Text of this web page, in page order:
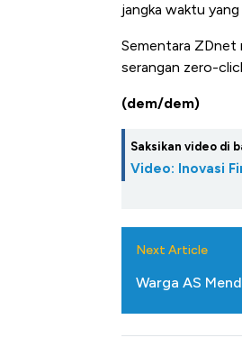
jangka waktu
Sementara ZDnet
serangan zero-
(dem/dem)
Saksikan video di
Video: Inovasi
Next Article
Warga AS